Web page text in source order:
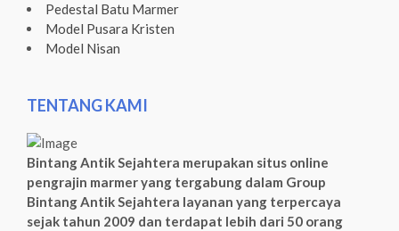
Pedestal Batu Marmer
Model Pusara Kristen
Model Nisan
TENTANG KAMI
Bintang Antik Sejahtera merupakan situs online
pengrajin marmer yang tergabung dalam Group
Bintang Antik Sejahtera layanan yang terpercaya
sejak tahun 2009 dan terdapat lebih dari 50 orang